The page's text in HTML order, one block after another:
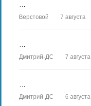
Верстовой 7 августа
Дмитрий-ДС 7 августа
Дмитрий-ДС 6 августа